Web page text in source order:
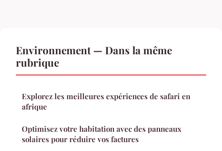
Environnement — Dans la même
rubrique
Explorez les meilleures expériences de safari en
afrique
Optimisez votre habitation avec des panneaux
solaires pour réduire vos factures